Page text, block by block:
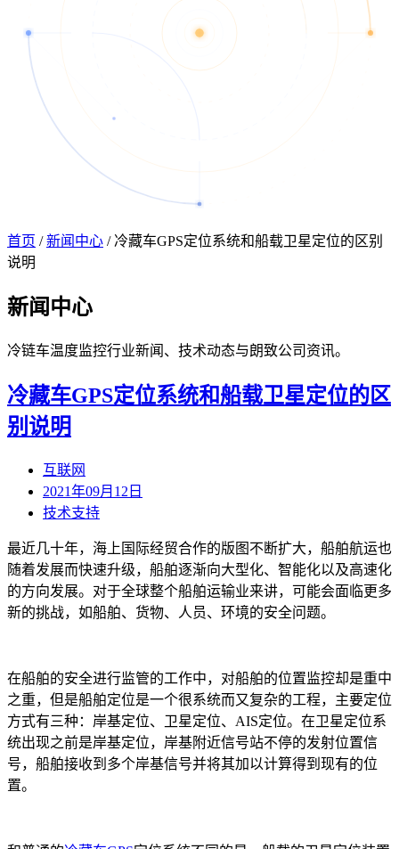
首页 / 新闻中心 / 冷藏车GPS定位系统和船载卫星定位的区别
说明
新闻 中心
冷链车温度监控行业新闻、技术动态与朗致公司资讯。
冷藏车GPS定位系统和船载卫星定位的区
别说明
互联网
2021年09月12日
技术支持
最近几十年，海上国际经贸合作的版图不断扩大，船舶航运也
随着发展而快速升级，船舶逐渐向大型化、智能化以及高速化
的方向发展。对于全球整个船舶运输业来讲，可能会面临更多
新的挑战，如船舶、货物、人员、环境的安全问题。
在船舶的安全进行监管的工作中，对船舶的位置监控却是重中
之重，但是船舶定位是一个很系统而又复杂的工程，主要定位
方式有三种：岸基定位、卫星定位、AIS定位。在卫星定位系
统出现之前是岸基定位，岸基附近信号站不停的发射位置信
号，船舶接收到多个岸基信号并将其加以计算得到现有的位
置。